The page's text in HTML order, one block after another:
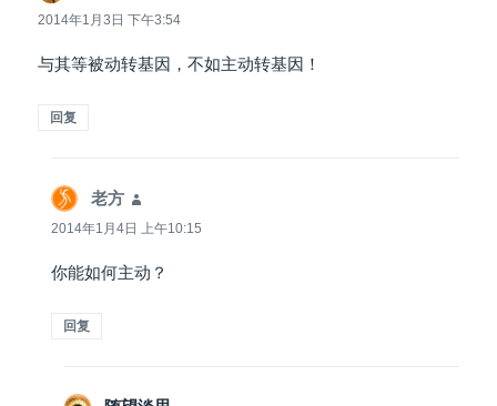
道：
2014年1月3日 下午3:54
与其等被动转基因，不如主动转基因！
回复
老方
道：
2014年1月4日 上午10:15
你能如何主动？
回复